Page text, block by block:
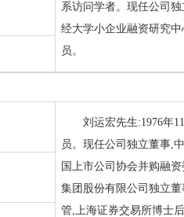
系访问学者。现任公司
经大学小企业融资研究
员。
刘运宏先生:1976年
员。现任公司独立董事,
国上市公司协会并购融
集团股份有限公司独立
管,上海证券交易所博士